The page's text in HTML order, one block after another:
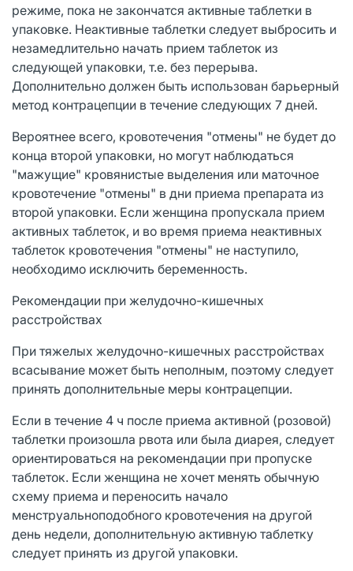
режиме, пока не закончатся активные таблетки в
упаковке. Неактивные таблетки следует выбросить и
незамедлительно начать прием таблеток из
следующей упаковки, т.е. без перерыва.
Дополнительно должен быть использован барьерный
метод контрацепции в течение следующих 7 дней.
Вероятнее всего, кровотечения "отмены" не будет до
конца второй упаковки, но могут наблюдаться
"мажущие" кровянистые выделения или маточное
кровотечение "отмены" в дни приема препарата из
второй упаковки. Если женщина пропускала прием
активных таблеток, и во время приема неактивных
таблеток кровотечения "отмены" не наступило,
необходимо исключить беременность.
Рекомендации при желудочно-кишечных
расстройствах
При тяжелых желудочно-кишечных расстройствах
всасывание может быть неполным, поэтому следует
принять дополнительные меры контрацепции.
Если в течение 4 ч после приема активной (розовой)
таблетки произошла рвота или была диарея, следует
ориентироваться на рекомендации при пропуске
таблеток. Если женщина не хочет менять обычную
схему приема и переносить начало
менструальноподобного кровотечения на другой
день недели, дополнительную активную таблетку
следует принять из другой упаковки.